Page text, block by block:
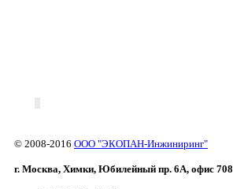
© 2008-2016 ООО "ЭКОПАН-Инжиниринг"
г. Москва, Химки, Юбилейный пр. 6A, офис 708